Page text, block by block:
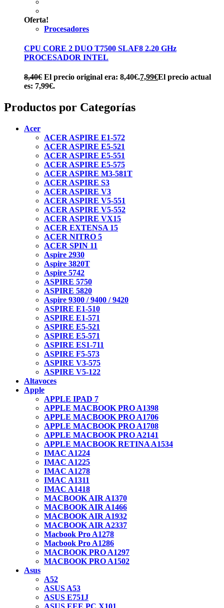
Oferta!
Procesadores
CPU CORE 2 DUO T7500 SLAF8 2.20 GHz
PROCESADOR INTEL
8,40€ El precio original era: 8,40€.7,99€El precio actual
es: 7,99€.
Productos por Categorías
Acer
ACER ASPIRE E1-572
ACER ASPIRE E5-521
ACER ASPIRE E5-551
ACER ASPIRE E5-575
ACER ASPIRE M3-581T
ACER ASPIRE S3
ACER ASPIRE V3
ACER ASPIRE V5-551
ACER ASPIRE V5-552
ACER ASPIRE VX15
ACER EXTENSA 15
ACER NITRO 5
ACER SPIN 11
Aspire 2930
Aspire 3820T
Aspire 5742
ASPIRE 5750
ASPIRE 5820
Aspire 9300 / 9400 / 9420
ASPIRE E1-510
ASPIRE E1-571
ASPIRE E5-521
ASPIRE E5-571
ASPIRE ES1-711
ASPIRE F5-573
ASPIRE V3-575
ASPIRE V5-122
Altavoces
Apple
APPLE IPAD 7
APPLE MACBOOK PRO A1398
APPLE MACBOOK PRO A1706
APPLE MACBOOK PRO A1708
APPLE MACBOOK PRO A2141
APPLE MACBOOK RETINA A1534
IMAC A1224
IMAC A1225
IMAC A1278
IMAC A1311
IMAC A1418
MACBOOK AIR A1370
MACBOOK AIR A1466
MACBOOK AIR A1932
MACBOOK AIR A2337
Macbook Pro A1278
Macbook Pro A1286
MACBOOK PRO A1297
MACBOOK PRO A1502
Asus
A52
ASUS A53
ASUS E751J